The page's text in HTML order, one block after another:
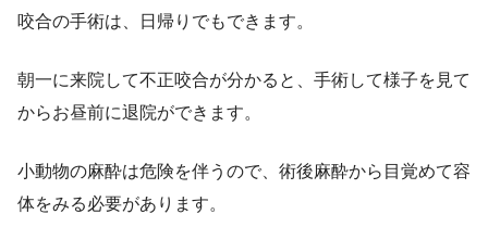
咬合の手術は、日帰りでもできます。
朝一に来院して不正咬合が分かると、手術して様子を見て
からお昼前に退院ができます。
小動物の麻酔は危険を伴うので、術後麻酔から目覚めて容
体をみる必要があります。